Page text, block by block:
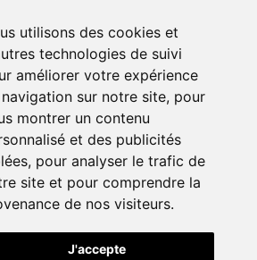
utilisons des cookies et
technologies de suivi
améliorer votre expérience
sur notre site, pour
montrer un contenu
et des publicités
pour analyser le trafic de
site et pour comprendre la
de nos visiteurs.
J'accepte
avec vous !
d'informations,
nous :